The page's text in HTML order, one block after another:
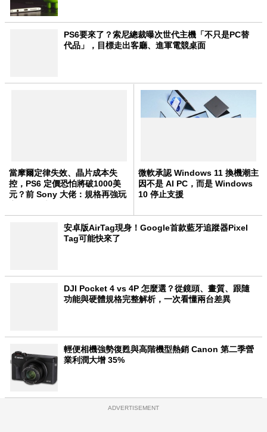
PS6要來了？索尼總裁曝次世代主機「不只是PC替
代品」，目標走出客廳、進軍電競桌面
當摩爾定律失效、晶片成本失
控，PS6 定價恐怕將破1000美
元？前 Sony 大佬：規格再強玩
微軟承認 Windows 11 換機潮主
因不是 AI PC，而是 Windows
10 停止支援
安卓版AirTag現身！Google首款藍牙追蹤器Pixel
Tag可能快來了
DJI Pocket 4 vs 4P 怎麼選？從鏡頭、畫質、跟隨
功能與硬體規格完整解析，一次看懂兩台差異
輕便相機強勢復甦與高階機型熱銷 Canon 第二季營
業利潤大增 35%
ADVERTISEMENT